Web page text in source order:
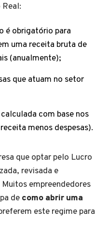
é obrigatório para
uma receita bruta de
(anualmente);
que atuam no setor
com base nos
menos despesas).
que optar pelo Lucro
revisada e
empreendedores
de como abrir uma
este regime para